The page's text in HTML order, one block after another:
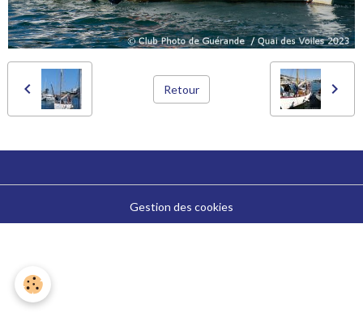
Retour
Gestion des cookies